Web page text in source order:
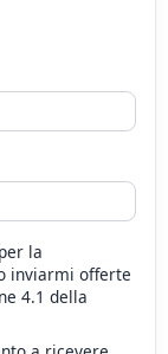
la
inviarmi offerte
4.1 della